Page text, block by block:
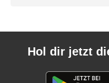
Hol dir jetzt